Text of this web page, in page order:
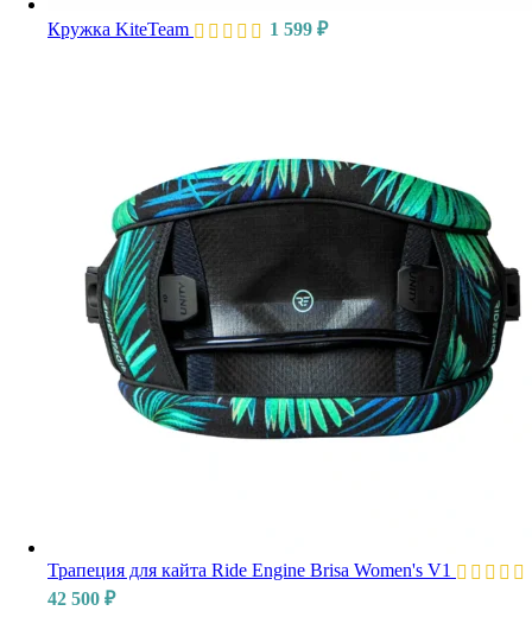
Кружка KiteTeam 1 599 ₽
Трапеция для кайта Ride Engine Brisa Women's V1
42 500 ₽